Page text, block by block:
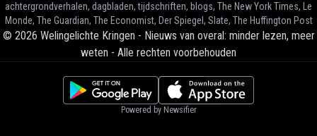
achtergrondverhalen, dagbladen, tijdschriften, blogs, The New York Times, Le
Monde, The Guardian, The Economist, Der Spiegel, Slate, The Huffington Post
© 2026 Welingelichte Kringen - Nieuws van overal: minder lezen, meer
weten - Alle rechten voorbehouden
Powered by Newsifier